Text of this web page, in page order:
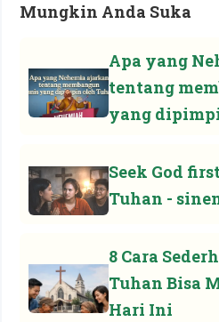
Mungkin Anda Suka
Apa yang
tentang
yang
Seek God
Tuhan -
8 Cara
Tuhan Bisa
Hari Ini